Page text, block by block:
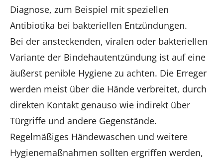
Diagnose, zum Beispiel mit speziellen
Antibiotika bei bakteriellen Entzündungen.
Bei der ansteckenden, viralen oder bakteriellen
Variante der Bindehautentzündung ist auf eine
äußerst penible Hygiene zu achten. Die Erreger
werden meist über die Hände verbreitet, durch
direkten Kontakt genauso wie indirekt über
Türgriffe und andere Gegenstände.
Regelmäßiges Händewaschen und weitere
Hygienemaßnahmen sollten ergriffen werden,